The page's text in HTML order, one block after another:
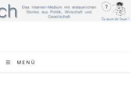
MENÜ